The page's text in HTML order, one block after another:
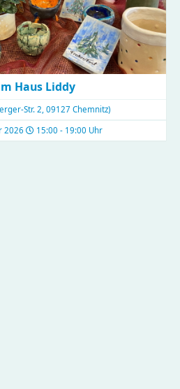
Haus Liddy
Str. 2, 09127 Chemnitz)
2026
15:00 - 19:00 Uhr